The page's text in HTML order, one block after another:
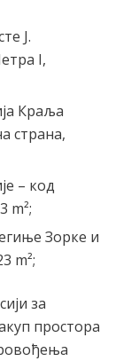
Ј.
I,
Краља
страна,
– код
m²;
Зорке и
m²;
за
простора